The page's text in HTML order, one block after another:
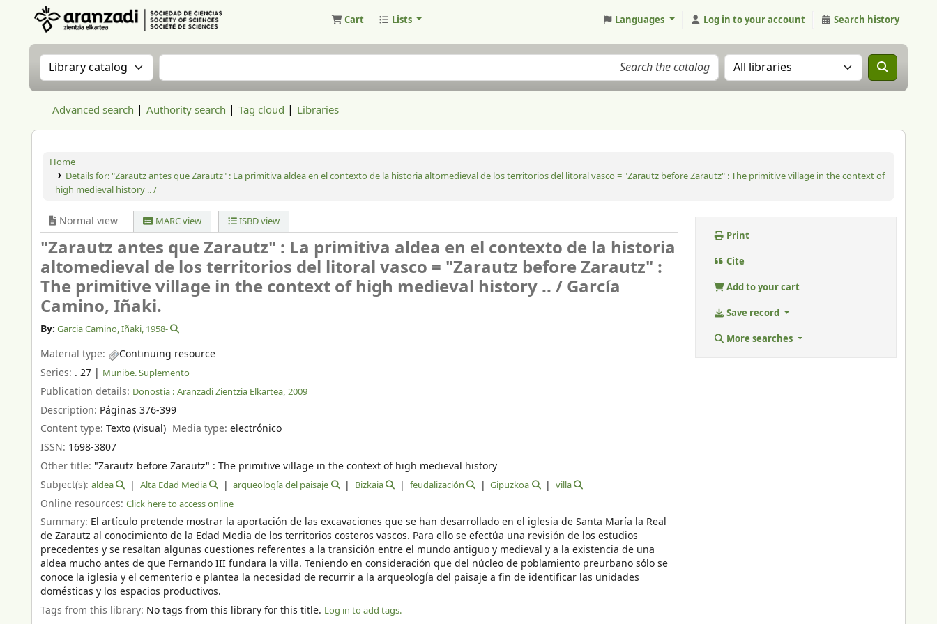
Cart Lists Languages Log in to your account Search history
Search the catalog by:Search the catalog Search the catalog in:
Advanced search Authority search Tag cloud Libraries
Home
Details for: "Zarautz antes que Zarautz" : La primitiva aldea en el contexto de la historia altomedieval de los territorios del litoral vasco = "Zarautz before Zarautz" : The primitive village in the context of
high medieval history .. /
Normal view MARC view ISBD view
"Zarautz antes que Zarautz" : La primitiva aldea en el contexto de la historia
altomedieval de los territorios del litoral vasco = "Zarautz before Zarautz" :
The primitive village in the context of high medieval history .. /García
Camino, Iñaki.
By: Garcia Camino, Iñaki, 1958-
Material type:
Continuing resource
Series: . 27 | Munibe. Suplemento
Publication details: Donostia : Aranzadi Zientzia Elkartea, 2009
Description: Páginas 376-399
Content type: Texto (visual) Media type:electrónico
ISSN: 1698-3807
Other title: "Zarautz before Zarautz" : The primitive village in the context of high medieval history
Subject(s): aldea Alta Edad Media arqueología del paisaje Bizkaia feudalización Gipuzkoa villa
Online resources: Click here to access online
Summary: El artículo pretende mostrar la aportación de las excavaciones que se han desarrollado en el iglesia de Santa María la Real
de Zarautz al conocimiento de la Edad Media de los territorios costeros vascos. Para ello se efectúa una revisión de los estudios
precedentes y se resaltan algunas cuestiones referentes a la transición entre el mundo antiguo y medieval y a la existencia de una
aldea mucho antes de que Fernando III fundara la villa. Teniendo en consideración que del núcleo de poblamiento preurbano sólo se
conoce la iglesia y el cementerio e plantea la necesidad de recurrir a la arqueología del paisaje a fin de identificar las unidades
domésticas y los espacios productivos.
Tags from this library: No tags from this library for this title. Log in to add tags.
Print
Cite
Add to your cart
Save record
More searches